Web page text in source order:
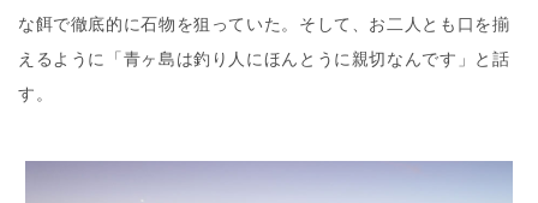
な餌で徹底的に石物を狙っていた。そして、お二人とも口を揃
えるように「青ヶ島は釣り人にほんとうに親切なんです」と話
す。